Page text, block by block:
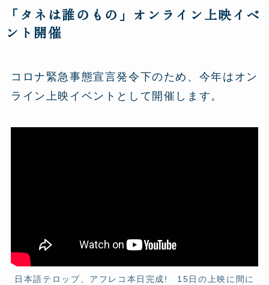
「タネは誰のもの」オンライン上映イベ
ント開催
コロナ緊急事態宣言発令下のため、今年はオン
ライン上映イベントとして開催します。
日本語テロップ、アフレコ本日完成! 15日の上映に間に